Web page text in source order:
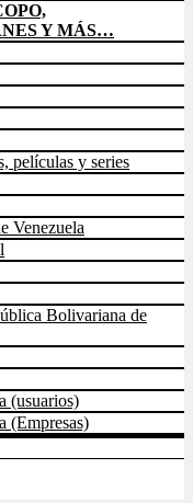
Y MÁS…
películas y series
Venezuela
Bolivariana de
(usuarios)
(Empresas)